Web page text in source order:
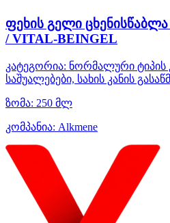
ფეხის გელი
/ VITAL-BEINGEL
კატეგორია: ნორმალური ტიპის
საშუალებები, სახის კანის
ზომა: 250 მლ
კომპანია: Alkmene